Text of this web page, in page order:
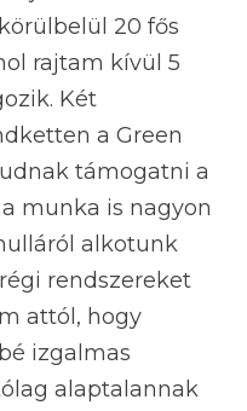
20 fős
rajtam kívül 5
Két
a Green
támogatni a
munka is nagyon
alkotunk
rendszereket
attól, hogy
izgalmas
alaptalannak